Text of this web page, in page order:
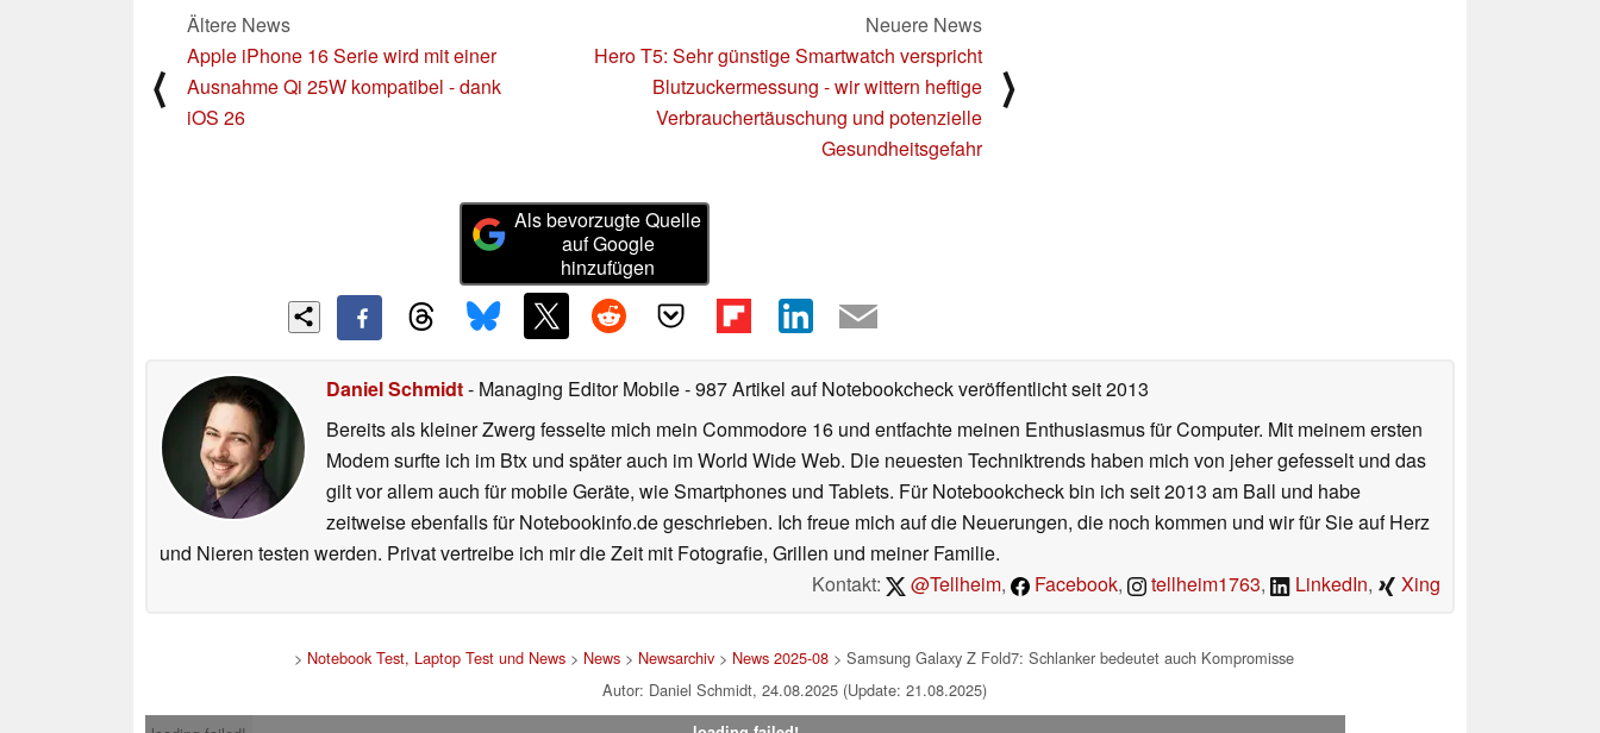
⟨
Ältere News
Apple iPhone 16 Serie wird mit einer
Ausnahme Qi 25W kompatibel - dank
iOS 26
Neuere News
Hero T5: Sehr günstige Smartwatch verspricht
Blutzuckermessung - wir wittern heftige
Verbrauchertäuschung und potenzielle
Gesundheitsgefahr
⟩
Als bevorzugte Quelle
auf Google
hinzufügen
Daniel Schmidt- Managing Editor Mobile- 987 Artikel auf Notebookcheck veröffentlichtseit 2013
Bereits als kleiner Zwerg fesselte mich mein Commodore 16 und entfachte meinen Enthusiasmus für Computer. Mit meinem ersten
Modem surfte ich im Btx und später auch im World Wide Web. Die neuesten Techniktrends haben mich von jeher gefesselt und das
gilt vor allem auch für mobile Geräte, wie Smartphones und Tablets. Für Notebookcheck bin ich seit 2013 am Ball und habe
zeitweise ebenfalls für Notebookinfo.de geschrieben. Ich freue mich auf die Neuerungen, die noch kommen und wir für Sie auf Herz
und Nieren testen werden. Privat vertreibe ich mir die Zeit mit Fotografie, Grillen und meiner Familie.
Kontakt:
@Tellheim, Facebook, tellheim1763, LinkedIn, Xing
> Notebook Test, Laptop Test und News > News > Newsarchiv > News 2025-08 > Samsung Galaxy Z Fold7: Schlanker bedeutet auch Kompromisse
Autor: Daniel Schmidt, 24.08.2025 (Update: 21.08.2025)